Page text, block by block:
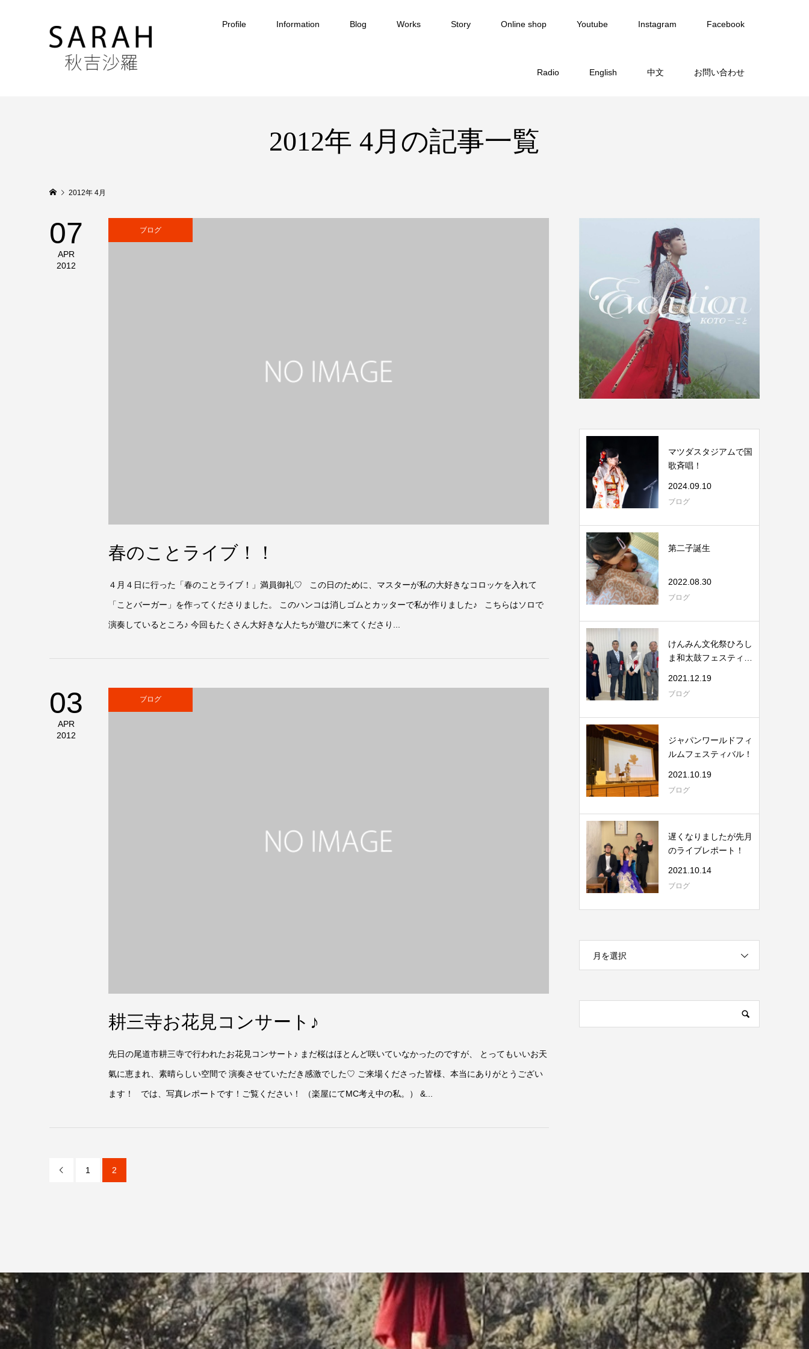
Profile Information Blog Works Story Online shop Youtube Instagram Facebook
Radio English 中文 お問い合わせ
2012年 4月の記事一覧
2012年 4月
07
APR
2012
ブログ
春のことライブ！！
４月４日に行った「春のことライブ！」満員御礼♡ この日のために、マスターが私の大好きなコロッケを入れて
「ことバーガー」を作ってくださりました。 このハンコは消しゴムとカッターで私が作りました♪ こちらはソロで
演奏しているところ♪ 今回もたくさん大好きな人たちが遊びに来てくださり...
03
APR
2012
ブログ
耕三寺お花見コンサート♪
先日の尾道市耕三寺で行われたお花見コンサート♪ まだ桜はほとんど咲いていなかったのですが、 とってもいいお天
氣に恵まれ、素晴らしい空間で 演奏させていただき感激でした♡ ご来場くださった皆様、本当にありがとうござい
ます！ では、写真レポートです！ご覧ください！ （楽屋にてMC考え中の私。） &...
 1 2
マツダスタジアムで国
歌斉唱！
2024.09.10
ブログ
第二子誕生
2022.08.30
ブログ
けんみん文化祭ひろし
ま和太鼓フェスティバ
2021.12.19
ブログ
ジャパンワールドフィ
ルムフェスティバル！
2021.10.19
ブログ
遅くなりましたが先月
のライブレポート！
2021.10.14
ブログ
月を選択